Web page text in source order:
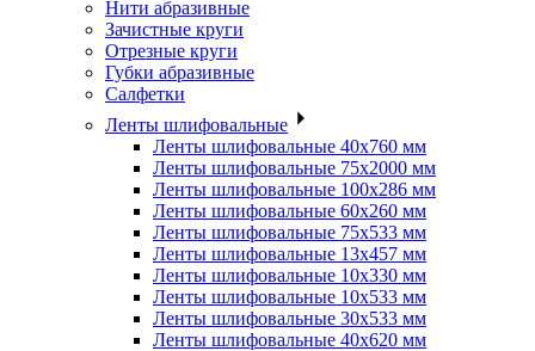
Нити абразивные
Зачистные круги
Отрезные круги
Губки абразивные
Салфетки
Ленты шлифовальные
Ленты шлифовальные 40х760 мм
Ленты шлифовальные 75х2000 мм
Ленты шлифовальные 100х286 мм
Ленты шлифовальные 60х260 мм
Ленты шлифовальные 75х533 мм
Ленты шлифовальные 13х457 мм
Ленты шлифовальные 10х330 мм
Ленты шлифовальные 10х533 мм
Ленты шлифовальные 30х533 мм
Ленты шлифовальные 40х620 мм